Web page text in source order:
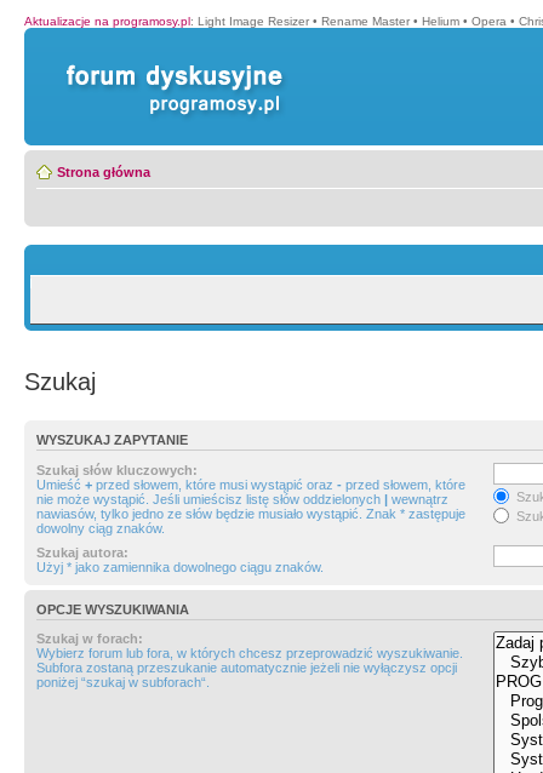
Aktualizacje na programosy.pl: Light Image Resizer • Rename Master • Helium • Opera •
Strona główna
Szukaj
WYSZUKAJ ZAPYTANIE
Szukaj słów kluczowych:
Umieść + przed słowem, które musi wystąpić oraz - przed słowem, które
nie może wystąpić. Jeśli umieścisz listę słów oddzielonych | wewnątrz
nawiasów, tylko jedno ze słów będzie musiało wystąpić. Znak * zastępuje
dowolny ciąg znaków.
Szukaj autora:
Użyj * jako zamiennika dowolnego ciągu znaków.
OPCJE WYSZUKIWANIA
Szukaj w forach:
Wybierz forum lub fora, w których chcesz przeprowadzić wyszukiwanie.
Subfora zostaną przeszukanie automatycznie jeżeli nie wyłączysz opcji
poniżej “szukaj w subforach“.